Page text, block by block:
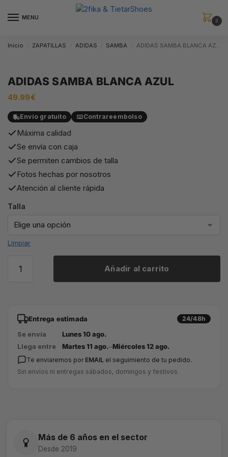
MENU
0
Inicio ZAPATILLAS ADIDAS SAMBA ADIDAS SAMBA BLANCA AZUL
ADIDAS SAMBA BLANCA AZUL
49.99€
Envío gratuito Contrareembolso
Máxima calidad
Se envía con caja
Se permiten cambios de talla
Fotos hechas por nosotros
Atención al cliente rápida
Talla
Limpiar
Añadir al carrito
Entrega estimada 24/48h
Se envía
Lunes 10 ago.
Llega entre
Martes 11 ago.–Miércoles 12 ago.
Te enviaremos por EMAIL el seguimiento de tu pedido.
Sin envíos ni entregas sábados, domingos y festivos.
Más de 6 años en el sector
Desde 2019